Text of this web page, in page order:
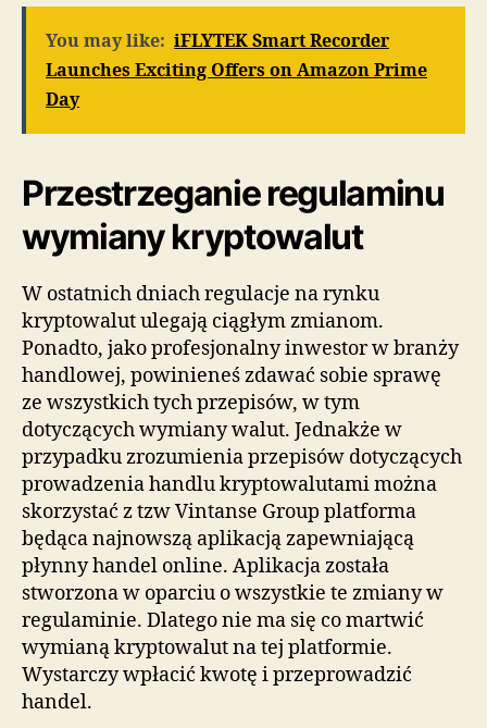
You may like: iFLYTEK Smart Recorder
Launches Exciting Offers on Amazon Prime
Day
Przestrzeganie regulaminu
wymiany kryptowalut
W ostatnich dniach regulacje na rynku
kryptowalut ulegają ciągłym zmianom.
Ponadto, jako profesjonalny inwestor w branży
handlowej, powinieneś zdawać sobie sprawę
ze wszystkich tych przepisów, w tym
dotyczących wymiany walut. Jednakże w
przypadku zrozumienia przepisów dotyczących
prowadzenia handlu kryptowalutami można
skorzystać z tzw Vintanse Group platforma
będąca najnowszą aplikacją zapewniającą
płynny handel online. Aplikacja została
stworzona w oparciu o wszystkie te zmiany w
regulaminie. Dlatego nie ma się co martwić
wymianą kryptowalut na tej platformie.
Wystarczy wpłacić kwotę i przeprowadzić
handel.